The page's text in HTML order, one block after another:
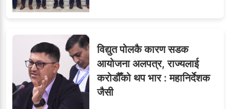
विद्युत पोलकै कारण सडक
आयोजना अलपत्र, राज्यलाई
करोडौँको थप भार : महानिर्देशक
जैसी